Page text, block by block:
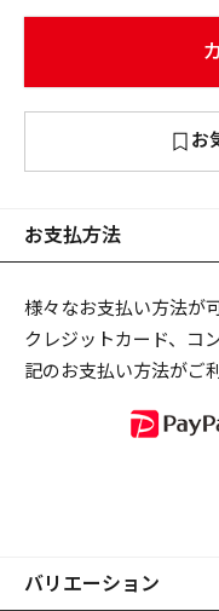
リセット
お
お支払方法
様々なお支払い方法が
クレジットカード、コ
記のお支払い方法がご
バリエーション